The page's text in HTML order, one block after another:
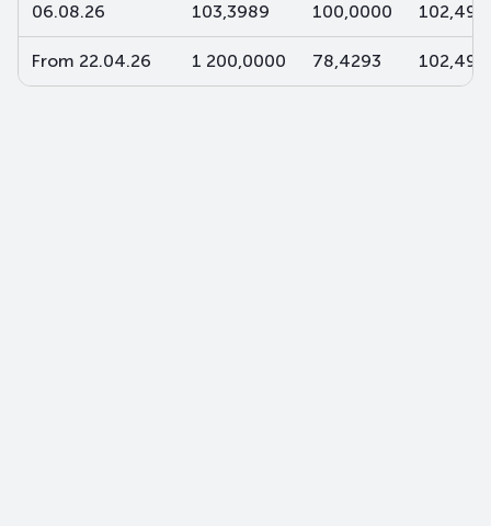
06.08.26 103,3989 100,0000
From 22.04.26 1 200,0000 78,4293